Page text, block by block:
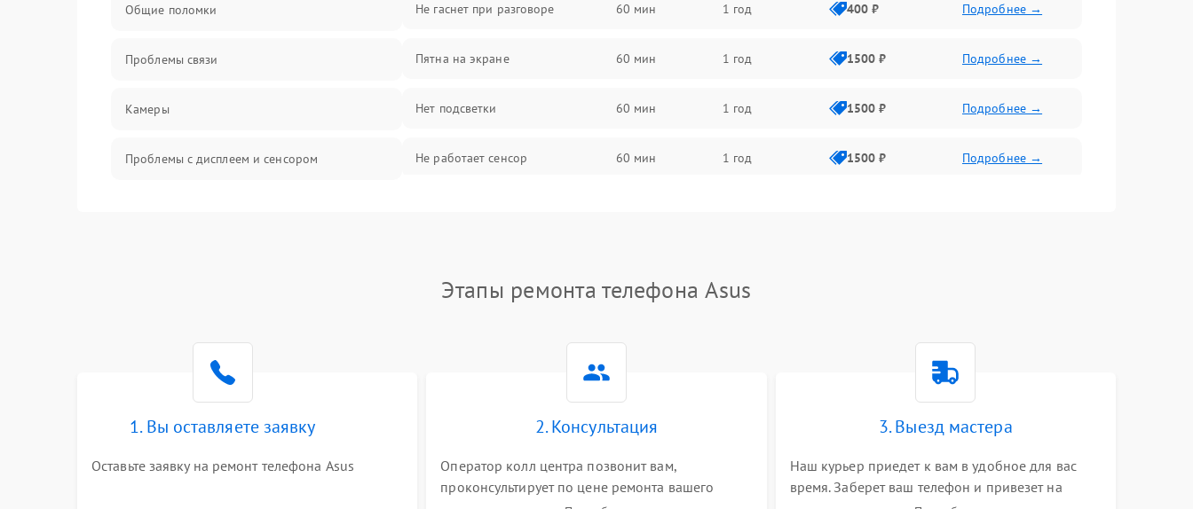
Общие поломки
Проблемы связи
Камеры
Проблемы с дисплеем и сенсором
Не гаснет при разговоре 60 мин 1 год 400 ₽ Подробнее →
Пятна на экране 60 мин 1 год 1500 ₽ Подробнее →
Нет подсветки 60 мин 1 год 1500 ₽ Подробнее →
Не работает сенсор 60 мин 1 год 1500 ₽ Подробнее →
Не работает Face ID 60 мин
Этапы ремонта телефона Asus
1. Вы оставляете заявку
Оставьте заявку на ремонт телефона Asus
2. Консультация
Оператор колл центра позвонит вам,
проконсультирует по цене ремонта вашего
3. Выезд мастера
Наш курьер приедет к вам в удобное для вас
время. Заберет ваш телефон и привезет на